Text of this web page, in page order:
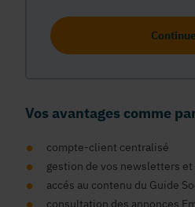
Vos avantages comme
compte-client centralisé
gestion de vos newsletters et
accés au contenu du Guide
consultation des annonces